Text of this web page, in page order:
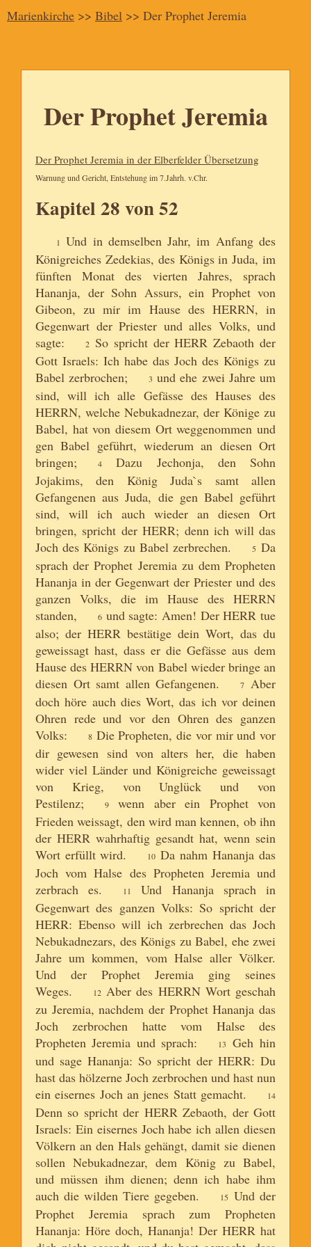
Der Prophet Jeremia
Der Prophet Jeremia in der Elberfelder Übersetzung
Warnung und Gericht, Entstehung im 7.Jahrh. v.Chr.
Kapitel 28 von 52
1
Und in demselben Jahr, im Anfang des
Königreiches Zedekias, des Königs in Juda, im
fünften Monat des vierten Jahres, sprach
Hananja, der Sohn Assurs, ein Prophet von
Gibeon, zu mir im Hause des HERRN, in
Gegenwart der Priester und alles Volks, und
sagte:
2 So spricht der HERR Zebaoth der
Gott Israels: Ich habe das Joch des Königs zu
Babel zerbrochen;
3 und ehe zwei Jahre um
sind, will ich alle Gefässe des Hauses des
HERRN, welche Nebukadnezar, der Könige zu
Babel, hat von diesem Ort weggenommen und
gen Babel geführt, wiederum an diesen Ort
bringen;
4
Dazu Jechonja, den Sohn
Jojakims, den König Juda`s samt allen
Gefangenen aus Juda, die gen Babel geführt
sind, will ich auch wieder an diesen Ort
bringen, spricht der HERR; denn ich will das
Joch des Königs zu Babel zerbrechen.
5 Da
sprach der Prophet Jeremia zu dem Propheten
Hananja in der Gegenwart der Priester und des
ganzen Volks, die im Hause des HERRN
standen,
6 und sagte: Amen! Der HERR tue
also; der HERR bestätige dein Wort, das du
geweissagt hast, dass er die Gefässe aus dem
Hause des HERRN von Babel wieder bringe an
diesen Ort samt allen Gefangenen.
7
Aber
doch höre auch dies Wort, das ich vor deinen
Ohren rede und vor den Ohren des ganzen
Volks:
8 Die Propheten, die vor mir und vor
dir gewesen sind von alters her, die haben
wider viel Länder und Königreiche geweissagt
von Krieg, von Unglück und von
Pestilenz;
9
wenn aber ein Prophet von
Frieden weissagt, den wird man kennen, ob ihn
der HERR wahrhaftig gesandt hat, wenn sein
Wort erfüllt wird.
10 Da nahm Hananja das
Joch vom Halse des Propheten Jeremia und
zerbrach es.
11
Und Hananja sprach in
Gegenwart des ganzen Volks: So spricht der
HERR: Ebenso will ich zerbrechen das Joch
Nebukadnezars, des Königs zu Babel, ehe zwei
Jahre um kommen, vom Halse aller Völker.
Und der Prophet Jeremia ging seines
Weges.
12 Aber des HERRN Wort geschah
zu Jeremia, nachdem der Prophet Hananja das
Joch zerbrochen hatte vom Halse des
Propheten Jeremia und sprach:
13
Geh hin
und sage Hananja: So spricht der HERR: Du
hast das hölzerne Joch zerbrochen und hast nun
ein eisernes Joch an jenes Statt gemacht.
14
Denn so spricht der HERR Zebaoth, der Gott
Israels: Ein eisernes Joch habe ich allen diesen
Völkern an den Hals gehängt, damit sie dienen
sollen Nebukadnezar, dem König zu Babel,
und müssen ihm dienen; denn ich habe ihm
auch die wilden Tiere gegeben.
15 Und der
Prophet Jeremia sprach zum Propheten
Hananja: Höre doch, Hananja! Der HERR hat
Marienkirche >> Bibel >> Der Prophet Jeremia